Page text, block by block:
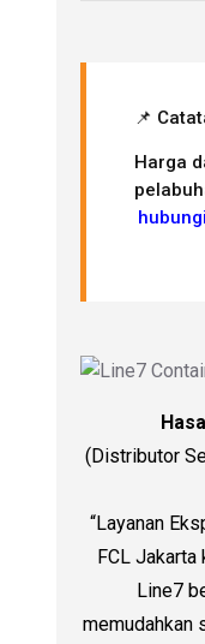
📌
Harga
(Distributor
“Layanan
FCL Jakarta
Line7
memudahkan